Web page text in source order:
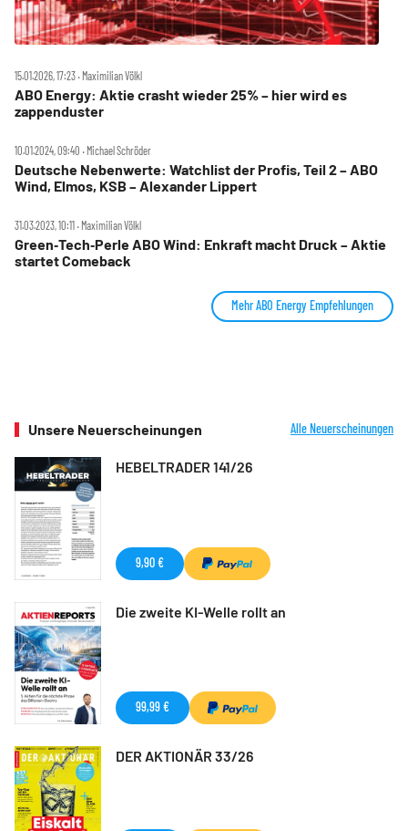
15.01.2026, 17:23 ‧ Maximilian Völkl
ABO Energy: Aktie crasht wieder 25% – hier wird es
zappenduster
10.01.2024, 09:40 ‧ Michael Schröder
Deutsche Nebenwerte: Watchlist der Profis, Teil 2 – ABO
Wind, Elmos, KSB – Alexander Lippert
31.03.2023, 10:11 ‧ Maximilian Völkl
Green‑Tech‑Perle ABO Wind: Enkraft macht Druck – Aktie
startet Comeback
Mehr ABO Energy Empfehlungen
Unsere Neuerscheinungen Alle Neuerscheinungen
HEBELTRADER 141/26
9,90 €
Die zweite KI-Welle rollt an
99,99 €
DER AKTIONÄR 33/26